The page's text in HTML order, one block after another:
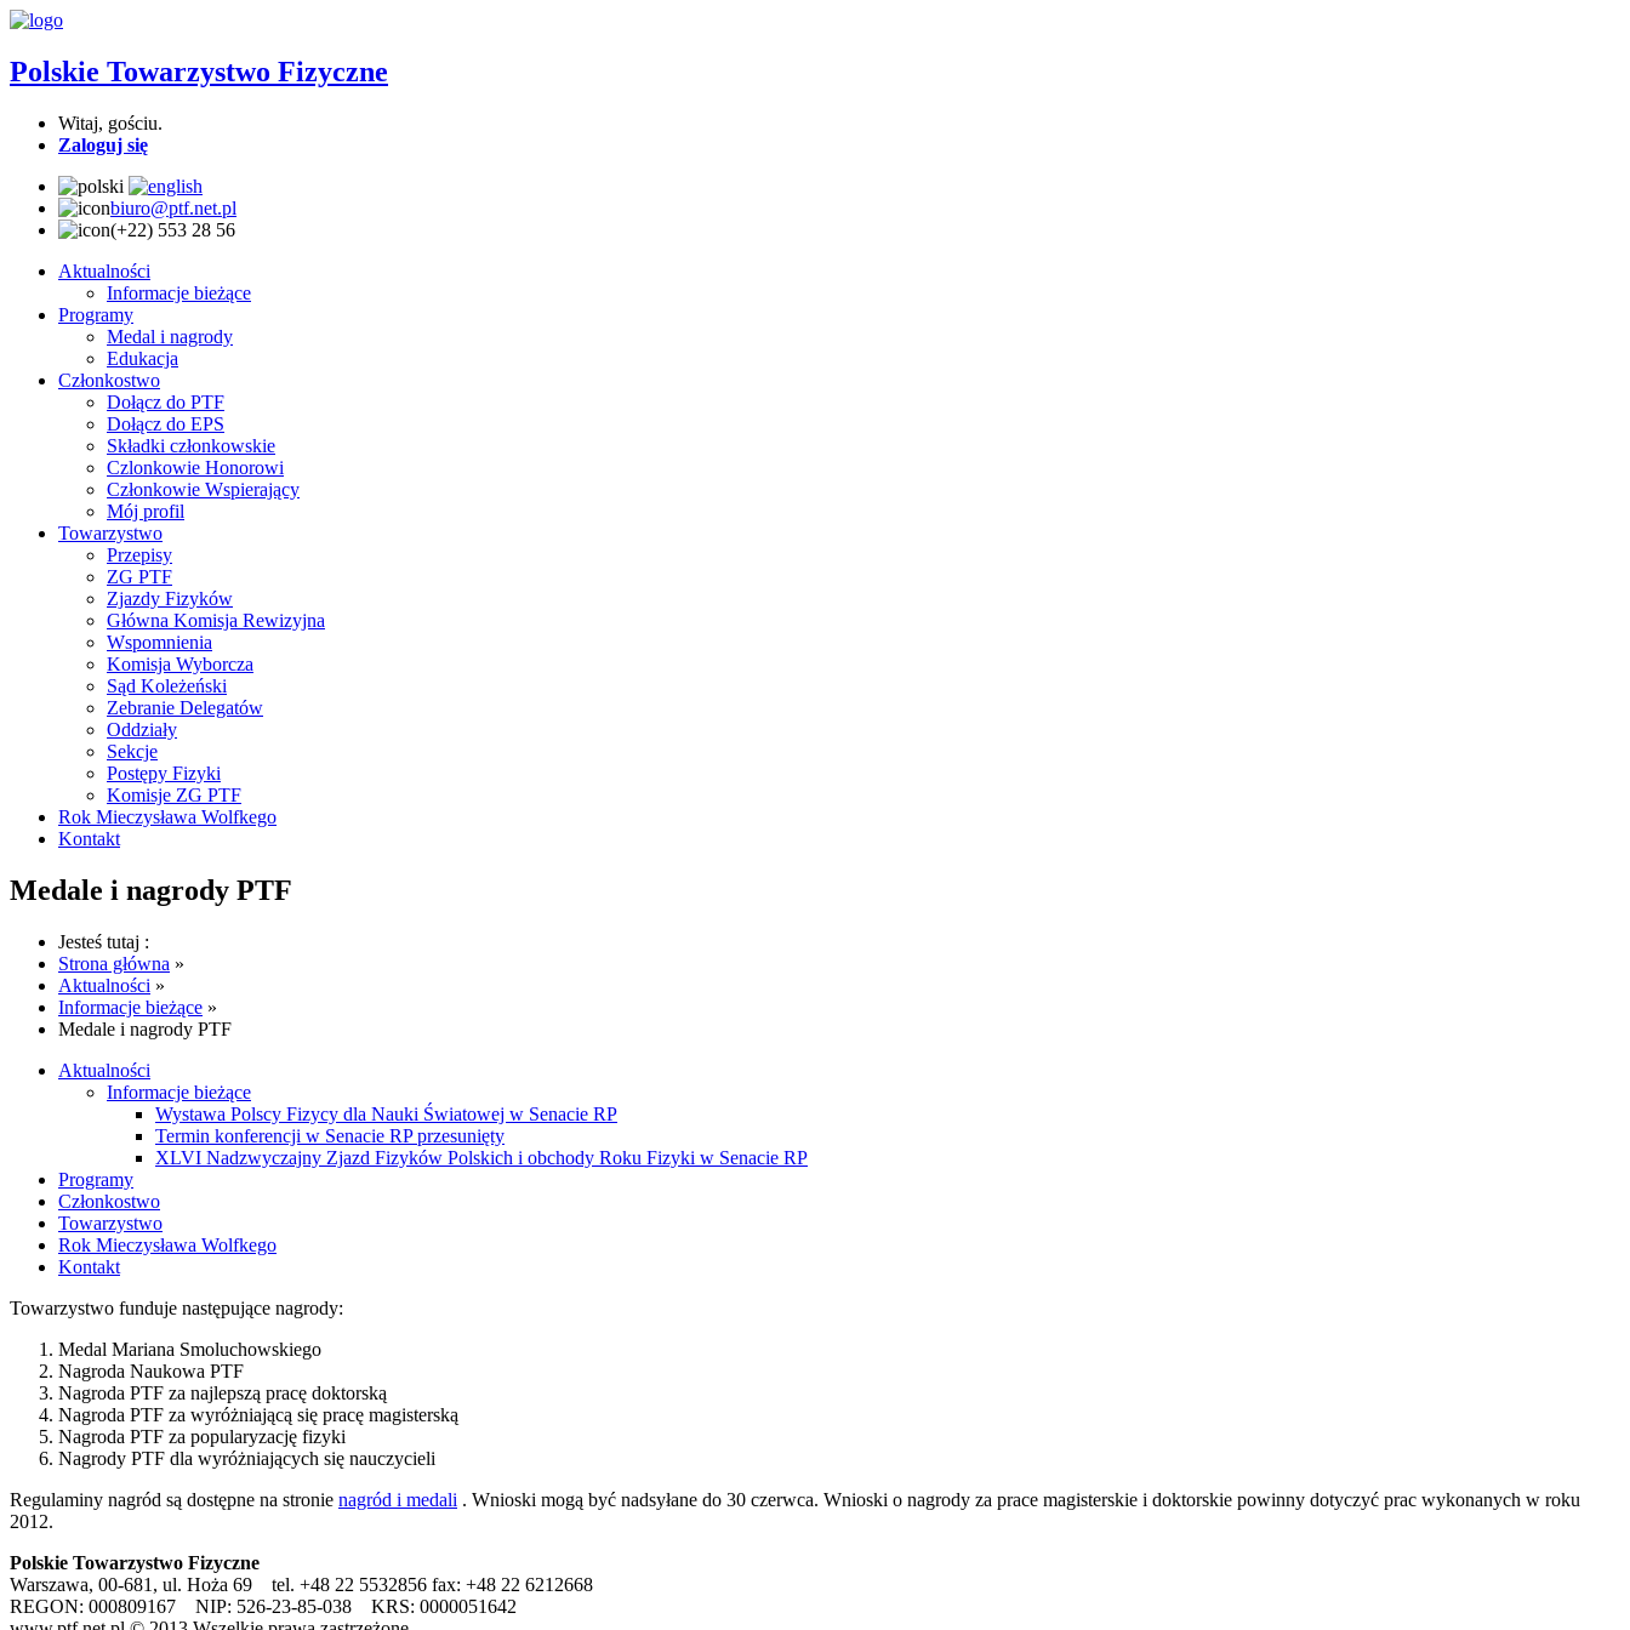
Polskie Towarzystwo Fizyczne
Witaj, gościu.
Zaloguj się
biuro@ptf.net.pl
(+22) 553 28 56
Aktualności
Informacje bieżące
Programy
Medal i nagrody
Edukacja
Członkostwo
Dołącz do PTF
Dołącz do EPS
Składki członkowskie
Czlonkowie Honorowi
Członkowie Wspierający
Mój profil
Towarzystwo
Przepisy
ZG PTF
Zjazdy Fizyków
Główna Komisja Rewizyjna
Wspomnienia
Komisja Wyborcza
Sąd Koleżeński
Zebranie Delegatów
Oddziały
Sekcje
Postępy Fizyki
Komisje ZG PTF
Rok Mieczysława Wolfkego
Kontakt
Medale i nagrody PTF
Jesteś tutaj :
Strona główna »
Aktualności »
Informacje bieżące »
Medale i nagrody PTF
Aktualności
Informacje bieżące
Wystawa Polscy Fizycy dla Nauki Światowej w Senacie RP
Termin konferencji w Senacie RP przesunięty
XLVI Nadzwyczajny Zjazd Fizyków Polskich i obchody Roku Fizyki w Senacie RP
Programy
Członkostwo
Towarzystwo
Rok Mieczysława Wolfkego
Kontakt
Towarzystwo funduje następujące nagrody:
Medal Mariana Smoluchowskiego
Nagroda Naukowa PTF
Nagroda PTF za najlepszą pracę doktorską
Nagroda PTF za wyróżniającą się pracę magisterską
Nagroda PTF za popularyzację fizyki
Nagrody PTF dla wyróżniających się nauczycieli
Regulaminy nagród są dostępne na stronie nagród i medali . Wnioski mogą być nadsyłane do 30 czerwca. Wnioski o nagrody za prace magisterskie i doktorskie powinny dotyczyć prac wykonanych w roku
2012.
Polskie Towarzystwo Fizyczne
Warszawa, 00-681, ul. Hoża 69 tel. +48 22 5532856 fax: +48 22 6212668
REGON: 000809167 NIP: 526-23-85-038 KRS: 0000051642